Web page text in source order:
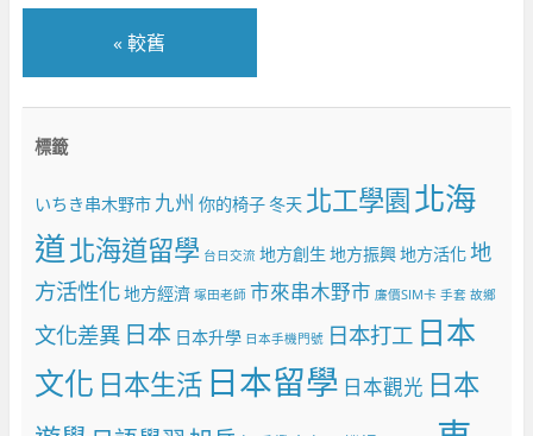
« 較舊
標籤
いちき串木野市 九州 你的椅子冬天 北工學園北海
道北海道留學 台日交流 地方創生 地方振興地方活化地
方活性化地方經濟 塚田老師 市來串木野市 廉價SIM卡 手套 故鄉
文化差異 日本 日本升學 日本手機門號 日本打工 日本
文化 日本生活 日本留學 日本觀光 日本